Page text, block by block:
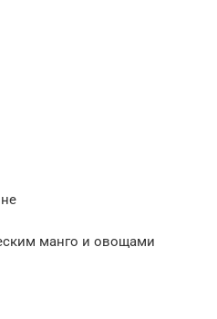
манго и овощами